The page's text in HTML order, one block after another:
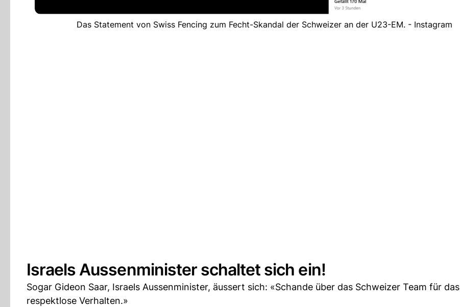
Das Statement von Swiss Fencing zum Fecht-Skandal der Schweizer an der U23-EM. - Instagram
Israels Aussenminister schaltet sich ein!
Sogar Gideon Saar, Israels Aussenminister, äussert sich: «Schande über das Schweizer Team für das
respektlose Verhalten.»